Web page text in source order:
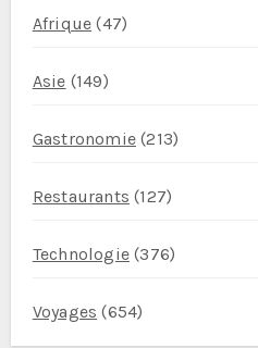
Afrique (47)
Asie (149)
Gastronomie(213)
Restaurants (127)
Technologie(376)
Voyages (654)